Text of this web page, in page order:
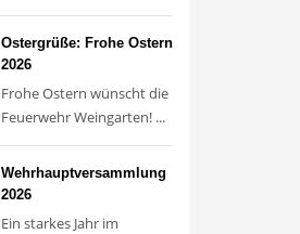
Ostergrüße: Frohe Ostern
2026
Frohe Ostern wünscht die
Feuerwehr Weingarten! ...
Wehrhauptversammlung
2026
Ein starkes Jahr im